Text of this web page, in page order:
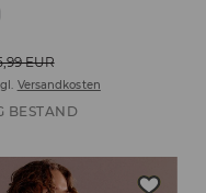
EUR
Versandkosten
BESTAND